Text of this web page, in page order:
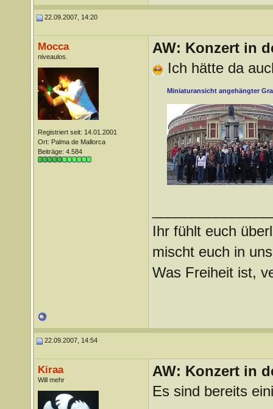
22.09.2007, 14:20
Mocca
niveaulos.
Registriert seit: 14.01.2001
Ort: Palma de Mallorca
Beiträge: 4.584
AW: Konzert in
Ich hätte da
Miniaturansicht angehängter
Ihr fühlt euch
mischt euch in
Was Freiheit ist,
22.09.2007, 14:54
Kiraa
Will mehr
AW: Konzert in
Es sind bereits